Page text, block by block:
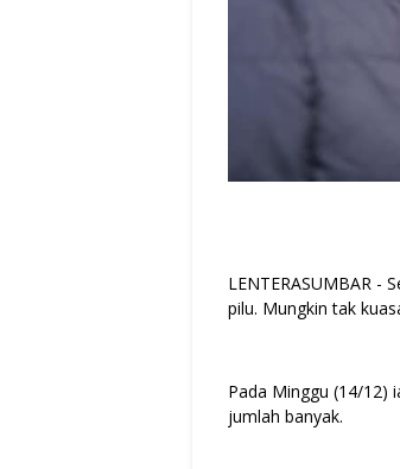
LENTERASUMBAR -
pilu. Mungkin tak
Pada Minggu (14/12)
jumlah banyak.